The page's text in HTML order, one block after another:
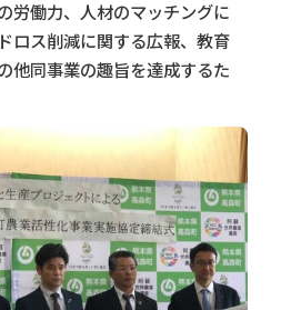
労働⼒、⼈材のマッチングに
ロス削減に関する広報、教育
他同事業の趣旨を達成するた